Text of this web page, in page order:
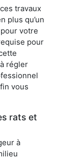
travaux
plus qu’un
votre
pour
régler
vous
rats et
à